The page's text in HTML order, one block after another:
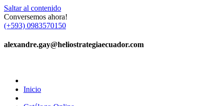
Saltar al contenido
Conversemos ahora!
(+593) 0983570150
alexandre.gay@heliostrategiaecuador.com
Inicio